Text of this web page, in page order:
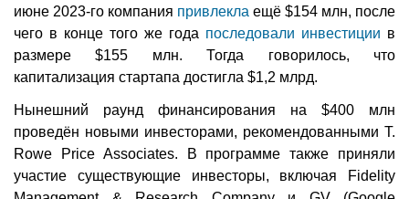
июне 2023-го компания привлекла ещё $154 млн, после
чего в конце того же года последовали инвестиции в
размере $155 млн. Тогда говорилось, что
капитализация стартапа достигла $1,2 млрд.
Нынешний раунд финансирования на $400 млн
проведён новыми инвесторами, рекомендованными T.
Rowe Price Associates. В программе также приняли
участие существующие инвесторы, включая Fidelity